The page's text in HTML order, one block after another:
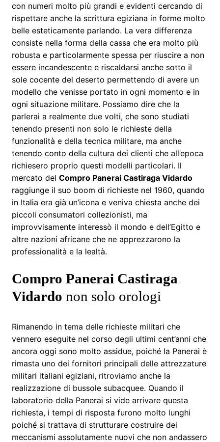
con numeri molto più grandi e evidenti cercando di
rispettare anche la scrittura egiziana in forme molto
belle esteticamente parlando. La vera differenza
consiste nella forma della cassa che era molto più
robusta e particolarmente spessa per riuscire a non
essere incandescente e riscaldarsi anche sotto il
sole cocente del deserto permettendo di avere un
modello che venisse portato in ogni momento e in
ogni situazione militare. Possiamo dire che la
parlerai a realmente due volti, che sono studiati
tenendo presenti non solo le richieste della
funzionalità e della tecnica militare, ma anche
tenendo conto della cultura dei clienti che all’epoca
richiesero proprio questi modelli particolari. Il
mercato del Compro Panerai Castiraga Vidardo
raggiunge il suo boom di richieste nel 1960, quando
in Italia era già un’icona e veniva chiesta anche dei
piccoli consumatori collezionisti, ma
improvvisamente interessò il mondo e dell’Egitto e
altre nazioni africane che ne apprezzarono la
professionalità e la lealtà.
Compro Panerai Castiraga
Vidardo non solo orologi
Rimanendo in tema delle richieste militari che
vennero eseguite nel corso degli ultimi cent’anni che
ancora oggi sono molto assidue, poiché la Panerai è
rimasta uno dei fornitori principali delle attrezzature
militari italiani egiziani, ritroviamo anche la
realizzazione di bussole subacquee. Quando il
laboratorio della Panerai si vide arrivare questa
richiesta, i tempi di risposta furono molto lunghi
poiché si trattava di strutturare costruire dei
meccanismi assolutamente nuovi che non andassero